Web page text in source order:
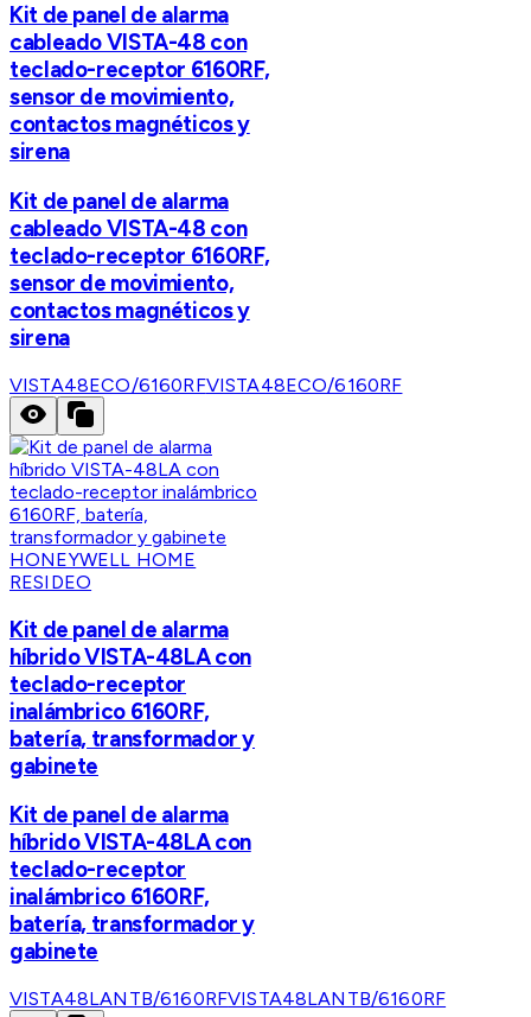
Kit de panel de alarma
cableado VISTA-48 con
teclado-receptor 6160RF,
sensor de movimiento,
contactos magnéticos y
sirena
Kit de panel de alarma
cableado VISTA-48 con
teclado-receptor 6160RF,
sensor de movimiento,
contactos magnéticos y
sirena
VISTA48ECO/6160RFVISTA48ECO/6160RF
HONEYWELL HOME
RESIDEO
Kit de panel de alarma
híbrido VISTA-48LA con
teclado-receptor
inalámbrico 6160RF,
batería, transformador y
gabinete
Kit de panel de alarma
híbrido VISTA-48LA con
teclado-receptor
inalámbrico 6160RF,
batería, transformador y
gabinete
VISTA48LANTB/6160RFVISTA48LANTB/6160RF